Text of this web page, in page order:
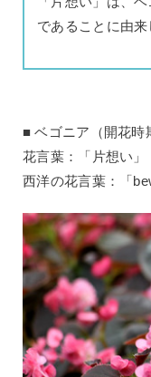
であることに由来
ベゴニア（開花時
花言葉：「片想い」
西洋の花言葉：「